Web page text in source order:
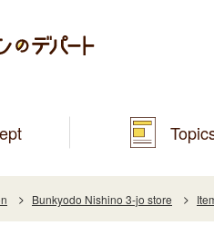
Bunkyodo Nishino 3-jo store